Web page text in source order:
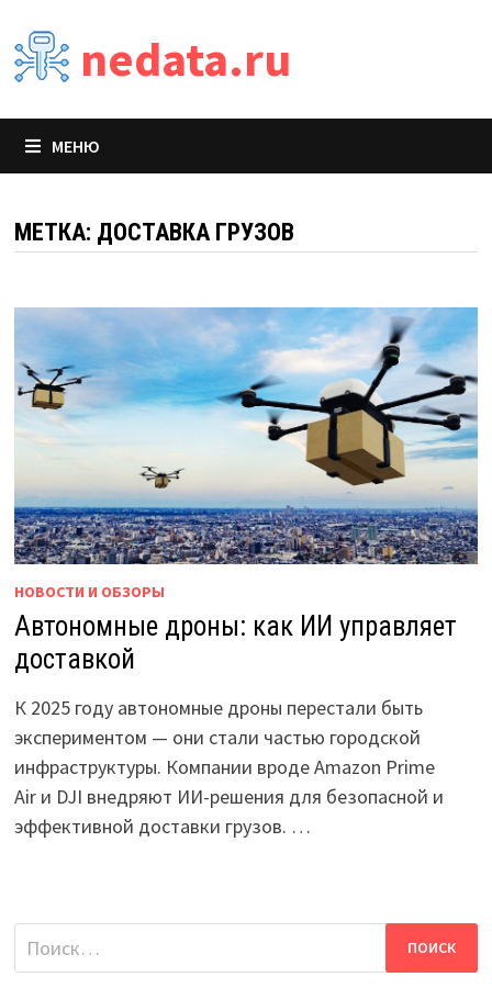
содержимомуnedata.ru
МЕНЮ
МЕТКА: ДОСТАВКА ГРУЗОВ
НОВОСТИ И ОБЗОРЫ
Автономные дроны: как ИИ управляет
доставкой
К 2025 году автономные дроны перестали быть
экспериментом — они стали частью городской
инфраструктуры. Компании вроде Amazon Prime
Air и DJI внедряют ИИ-решения для безопасной и
эффективной доставки грузов. …
Найти: